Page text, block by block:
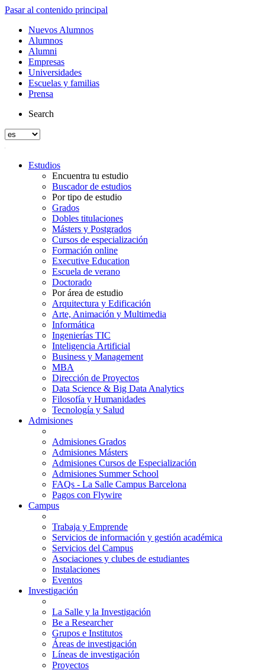
Pasar al contenido principal
Nuevos Alumnos
Alumnos
Alumni
Empresas
Universidades
Escuelas y familias
Prensa
Search
Estudios
Encuentra tu estudio
Buscador de estudios
Por tipo de estudio
Grados
Dobles titulaciones
Másters y Postgrados
Cursos de especialización
Formación online
Executive Education
Escuela de verano
Doctorado
Por área de estudio
Arquitectura y Edificación
Arte, Animación y Multimedia
Informática
Ingenierías TIC
Inteligencia Artificial
Business y Management
MBA
Dirección de Proyectos
Data Science & Big Data Analytics
Filosofía y Humanidades
Tecnología y Salud
Admisiones
Admisiones Grados
Admisiones Másters
Admisiones Cursos de Especialización
Admisiones Summer School
FAQs - La Salle Campus Barcelona
Pagos con Flywire
Campus
Trabaja y Emprende
Servicios de información y gestión académica
Servicios del Campus
Asociaciones y clubes de estudiantes
Instalaciones
Eventos
Investigación
La Salle y la Investigación
Be a Researcher
Grupos e Institutos
Áreas de investigación
Líneas de investigación
Proyectos